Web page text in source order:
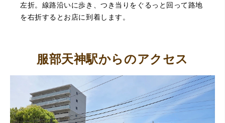
（大阪府池田市）丁寧に説明して頂き思っていたよりの金
取して頂きました。又、機会あれば是非利用したいです。
左折。線路沿いに歩き、つき当りをぐるっと回って路地
を右折するとお店に到着します。
服部天神駅からのアクセス